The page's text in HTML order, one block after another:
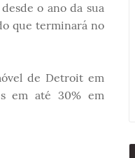
o ano da sua
que terminará no
de Detroit em
em até 30% em